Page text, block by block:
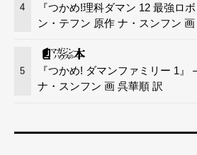
4
『つかめ!理科ダマン 12 最強ロ
ン・テフン 原作 ナ・スンフン 画
5
『つかめ! ダマンファミリー 1
ナ・スンフン 画 呉華順 訳